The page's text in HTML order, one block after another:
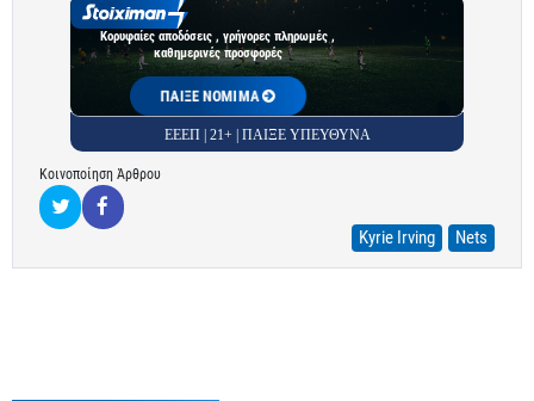
Κορυφαίες αποδόσεις , γρήγορες πληρωμές ,
καθημερινές προσφορές
ΠΑΙΞΕ ΝΟΜΙΜΑ
ΕΕΕΠ | 21+ | ΠΑΙΞΕ ΥΠΕΥΘΥΝΑ
Κοινοποίηση Άρθρου
Kyrie Irving Nets